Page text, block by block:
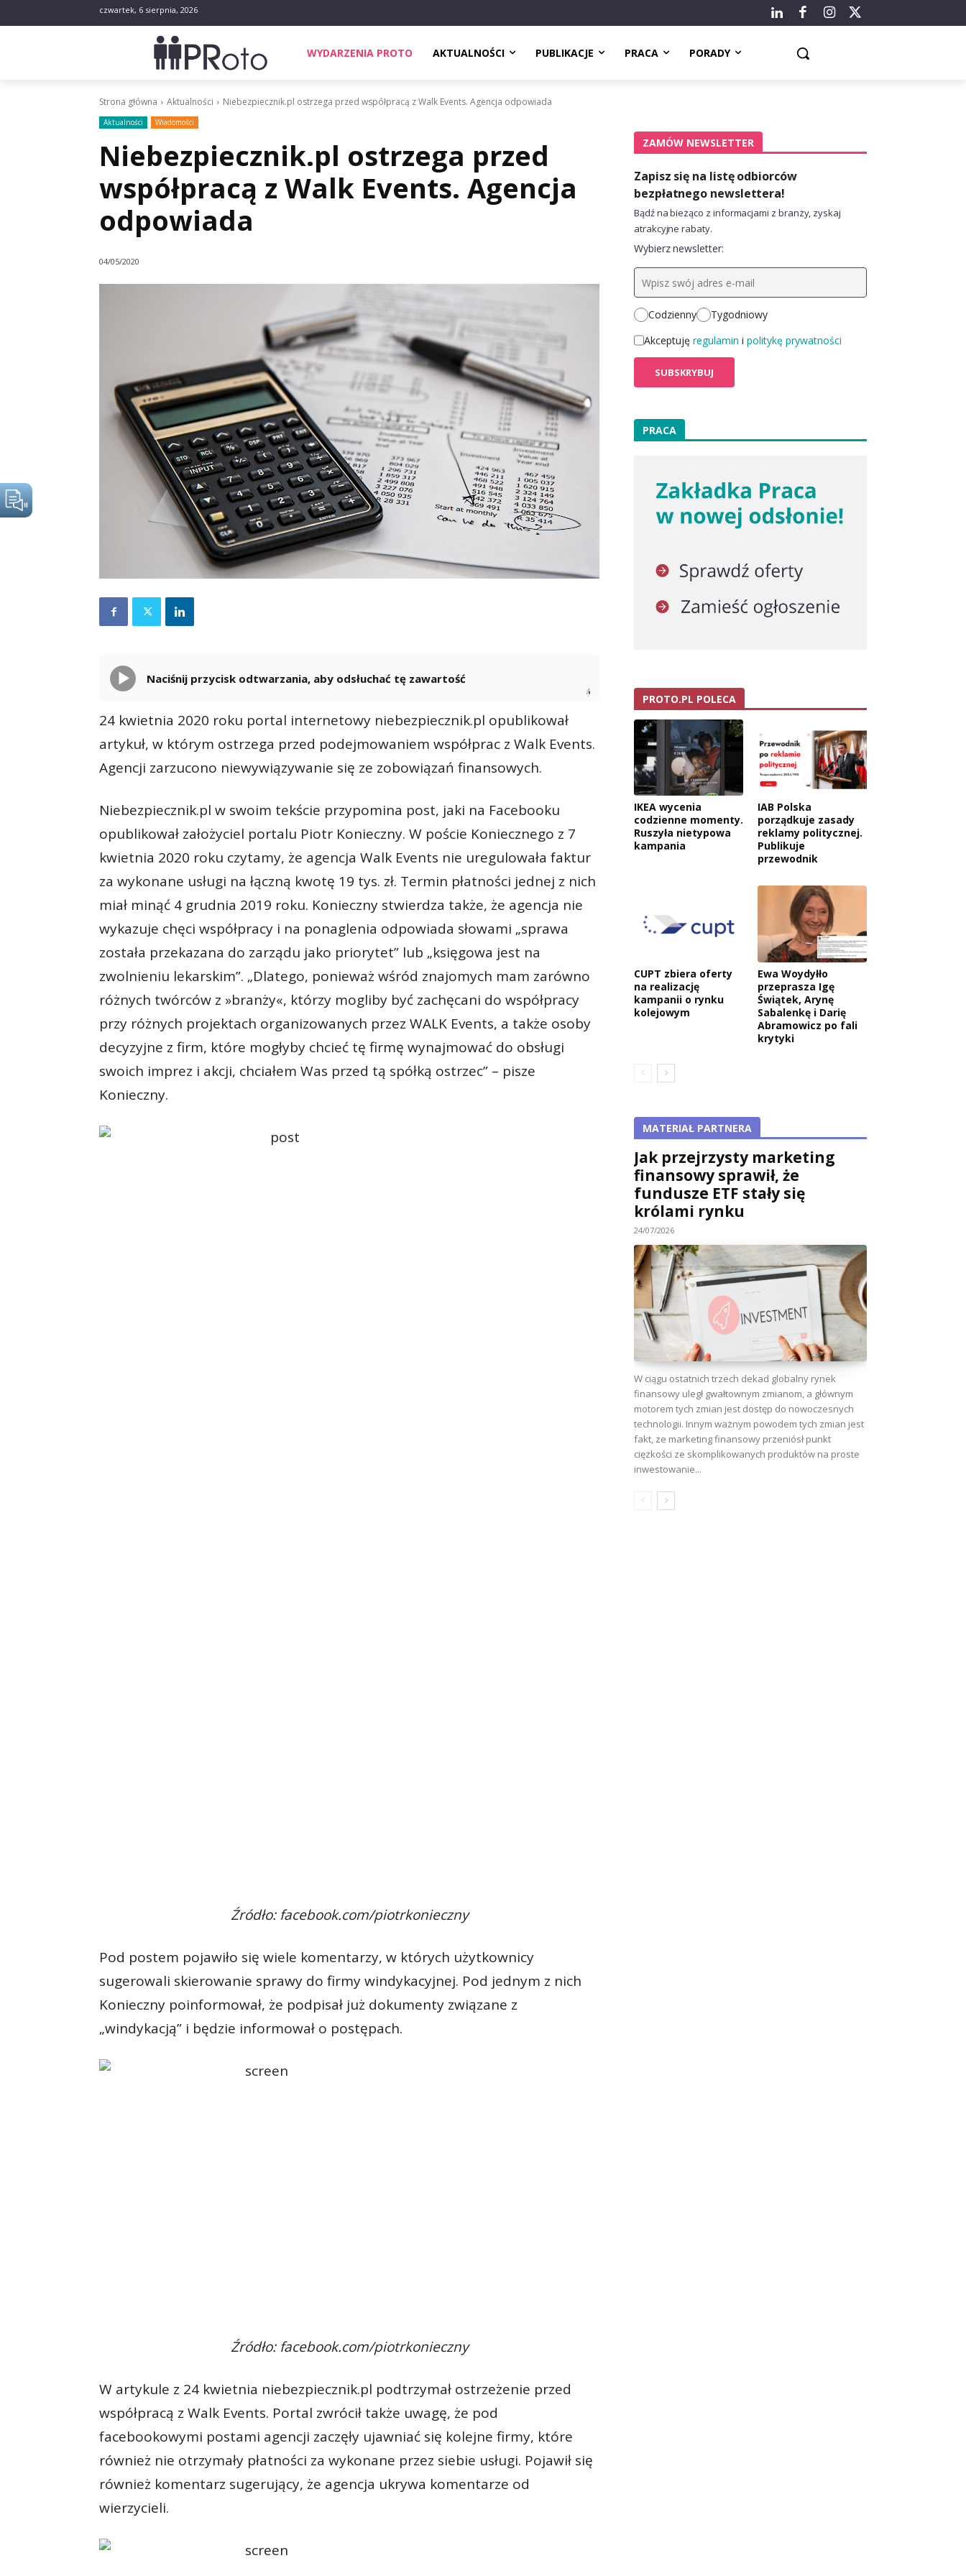
czwartek, 6 sierpnia, 2026
WYDARZENIA PROTO AKTUALNOŚCI PUBLIKACJE PRACA PORADY
Strona główna Aktualności Niebezpiecznik.pl ostrzega przed współpracą z Walk Events. Agencja odpowiada
Aktualności Wiadomości
Niebezpiecznik.pl ostrzega przed
współpracą z Walk Events. Agencja
odpowiada
04/05/2020
Naciśnij przycisk odtwarzania, aby odsłuchać tę zawartość
GSpeech
24 kwietnia 2020 roku portal internetowy niebezpiecznik.pl opublikował
artykuł, w którym ostrzega przed podejmowaniem współprac z Walk Events.
Agencji zarzucono niewywiązywanie się ze zobowiązań finansowych.
Niebezpiecznik.pl w swoim tekście przypomina post, jaki na Facebooku
opublikował założyciel portalu Piotr Konieczny. W poście Koniecznego z 7
kwietnia 2020 roku czytamy, że agencja Walk Events nie uregulowała faktur
za wykonane usługi na łączną kwotę 19 tys. zł. Termin płatności jednej z nich
miał minąć 4 grudnia 2019 roku. Konieczny stwierdza także, że agencja nie
wykazuje chęci współpracy i na ponaglenia odpowiada słowami „sprawa
została przekazana do zarządu jako priorytet” lub „księgowa jest na
zwolnieniu lekarskim”. „Dlatego, ponieważ wśród znajomych mam zarówno
różnych twórców z »branży«, którzy mogliby być zachęcani do współpracy
przy różnych projektach organizowanych przez WALK Events, a także osoby
decyzyjne z firm, które mogłyby chcieć tę firmę wynajmować do obsługi
swoich imprez i akcji, chciałem Was przed tą spółką ostrzec” – pisze
Konieczny.
Źródło: facebook.com/piotrkonieczny
Pod postem pojawiło się wiele komentarzy, w których użytkownicy
sugerowali skierowanie sprawy do firmy windykacyjnej. Pod jednym z nich
Konieczny poinformował, że podpisał już dokumenty związane z
„windykacją” i będzie informował o postępach.
Źródło: facebook.com/piotrkonieczny
W artykule z 24 kwietnia niebezpiecznik.pl podtrzymał ostrzeżenie przed
współpracą z Walk Events. Portal zwrócił także uwagę, że pod
facebookowymi postami agencji zaczęły ujawniać się kolejne firmy, które
również nie otrzymały płatności za wykonane przez siebie usługi. Pojawił się
również komentarz sugerujący, że agencja ukrywa komentarze od
wierzycieli.
ZAMÓW NEWSLETTER
Zapisz się na listę odbiorców
bezpłatnego newslettera!
Bądź na bieżąco z informacjami z branży, zyskaj
atrakcyjne rabaty.
Wybierz newsletter:
Codzienny
Tygodniowy
Akceptuję regulamin i politykę prywatności
PRACA
PROTO.PL POLECA
IKEA wycenia
codzienne momenty.
Ruszyła nietypowa
kampania
IAB Polska
porządkuje zasady
reklamy politycznej.
Publikuje
przewodnik
CUPT zbiera oferty
na realizację
kampanii o rynku
kolejowym
Ewa Woydyłło
przeprasza Igę
Świątek, Arynę
Sabalenkę i Darię
Abramowicz po fali
krytyki
MATERIAŁ PARTNERA
Jak przejrzysty marketing
finansowy sprawił, że
fundusze ETF stały się
królami rynku
24/07/2026
W ciągu ostatnich trzech dekad globalny rynek
finansowy uległ gwałtownym zmianom, a głównym
motorem tych zmian jest dostęp do nowoczesnych
technologii. Innym ważnym powodem tych zmian jest
fakt, że marketing finansowy przeniósł punkt
ciężkości ze skomplikowanych produktów na proste
inwestowanie...